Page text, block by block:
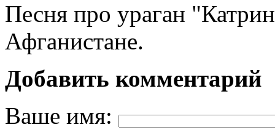
Песня про ураган
Афганистане.
Добавить комментарий
Ваше имя: